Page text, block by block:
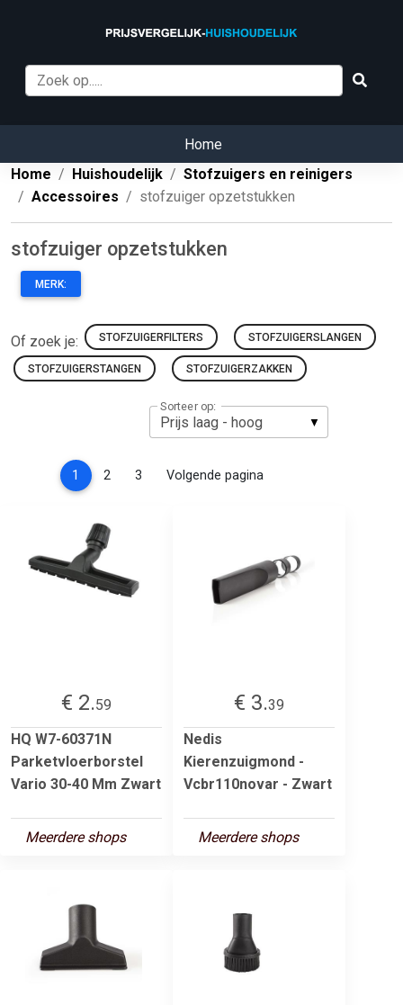
Home
Home
Huishoudelijk
Stofzuigers en reinigers
Accessoires
stofzuiger opzetstukken
stofzuiger opzetstukken
MERK:
Of zoek je: STOFZUIGERFILTERS STOFZUIGERSLANGEN
STOFZUIGERSTANGEN STOFZUIGERZAKKEN
Sorteer op:
1 (current)
2 3 Volgende pagina
€ 2.59
HQ W7-60371N
Parketvloerborstel
Vario 30-40 Mm Zwart
Meerdere shops
€ 3.39
Nedis
Kierenzuigmond -
Vcbr110novar - Zwart
Meerdere shops